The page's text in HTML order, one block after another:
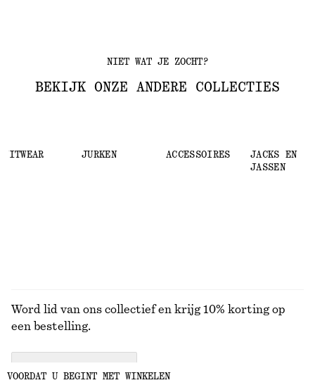
NIET WAT JE ZOCHT?
BEKIJK ONZE ANDERE COLLECTIES
JURKEN ACCESSOIRES
JACKS EN
JASSEN
Word lid van ons collectief en krijg 10% korting op
een bestelling.
VOORDAT U BEGINT MET WINKELEN